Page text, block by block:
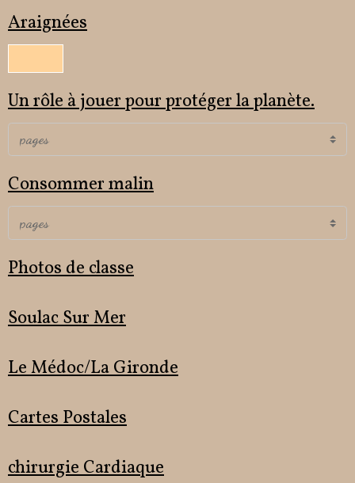
Araignées
Un rôle à jouer pour protéger la planète.
Consommer malin
Photos de classe
Soulac Sur Mer
Le Médoc/La Gironde
Cartes Postales
chirurgie Cardiaque